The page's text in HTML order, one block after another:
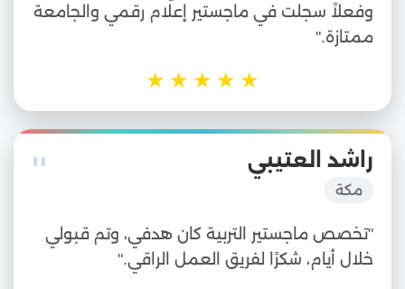
وفعلاً سجلت في ماجستير إعلام رقمي والجامعة
ممتازة."
★
★
★
★
★
" راشد العتيبي
مكة
"تخصص ماجستير التربية كان هدفي، وتم قبولي
خلال أيام، شكرًا لفريق العمل الراقي."